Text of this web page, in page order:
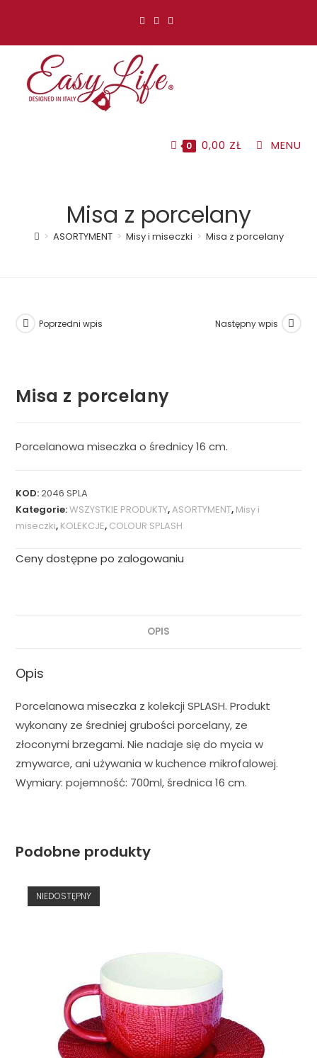
0 0,00 ZŁ MENU
Misa z porcelany
> ASORTYMENT > Misy i miseczki > Misa z porcelany
Poprzedni wpis Następny wpis
Misa z porcelany
Porcelanowa miseczka o średnicy 16 cm.
KOD:2046 SPLA
Kategorie:WSZYSTKIE PRODUKTY,ASORTYMENT, Misy i
miseczki, KOLEKCJE, COLOUR SPLASH
Ceny dostępne po zalogowaniu
OPIS
Opis
Porcelanowa miseczka z kolekcji SPLASH. Produkt
wykonany ze średniej grubości porcelany, ze
złoconymi brzegami. Nie nadaje się do mycia w
zmywarce, ani używania w kuchence mikrofalowej.
Wymiary: pojemność: 700ml, średnica 16 cm.
Podobne produkty
NIEDOSTĘPNY